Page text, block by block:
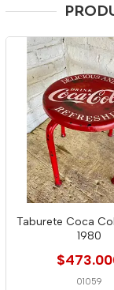
Taburete Coca
1980
01059